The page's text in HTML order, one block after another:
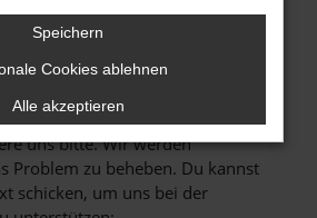
sondern kann auch dazu
Funktionen nicht mehr
genannten Schritte versucht
uns bitte. Wir werden
Problem zu beheben. Du kannst
schicken, um uns bei der
Speichern
Cookies ablehnen
Alle akzeptieren